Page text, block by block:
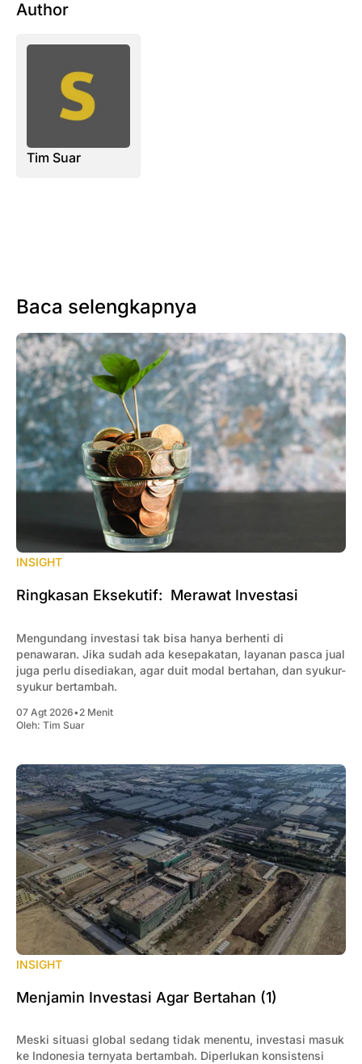
Author
Tim Suar
Baca selengkapnya
INSIGHT
Ringkasan Eksekutif: Merawat Investasi
Mengundang investasi tak bisa hanya berhenti di
penawaran. Jika sudah ada kesepakatan, layanan pasca jual
juga perlu disediakan, agar duit modal bertahan, dan syukur-
syukur bertambah.
07 Agt 2026•2 Menit
Oleh: Tim Suar
INSIGHT
Menjamin Investasi Agar Bertahan (1)
Meski situasi global sedang tidak menentu, investasi masuk
ke Indonesia ternyata bertambah. Diperlukan konsistensi